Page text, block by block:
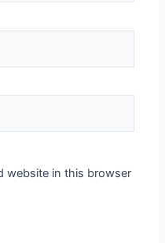
website in this browser